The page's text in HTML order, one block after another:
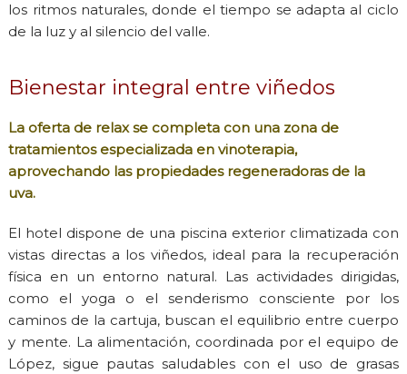
los ritmos naturales, donde el tiempo se adapta al ciclo
de la luz y al silencio del valle.
Bienestar integral entre viñedos
La oferta de relax se completa con una zona de
tratamientos especializada envinoterapia,
aprovechando las propiedades regeneradoras de la
uva.
El hotel dispone de una piscina exterior climatizada con
vistas directas a los viñedos, ideal para la recuperación
física en un entorno natural. Las actividades dirigidas,
como el yoga o el senderismo consciente por los
caminos de la cartuja, buscan el equilibrio entre cuerpo
y mente. La alimentación, coordinada por el equipo de
López, sigue pautas saludables con el uso de grasas